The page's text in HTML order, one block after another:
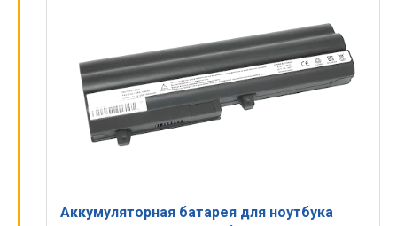
Аккумуляторная батарея для ноутбука